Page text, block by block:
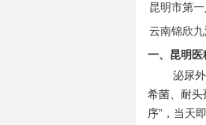
昆明市第
云南锦欣
一、昆明
泌尿
希菌、耐头
序”，当天